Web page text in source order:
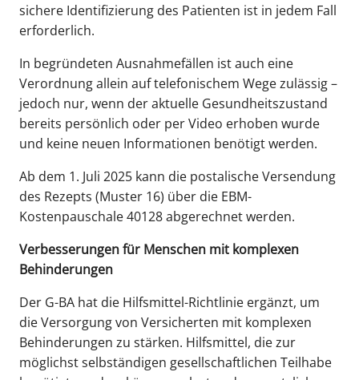
sichere Identifizierung des Patienten ist in jedem Fall
erforderlich.
In begründeten Ausnahmefällen ist auch eine
Verordnung allein auf telefonischem Wege zulässig –
jedoch nur, wenn der aktuelle Gesundheitszustand
bereits persönlich oder per Video erhoben wurde
und keine neuen Informationen benötigt werden.
Ab dem 1. Juli 2025 kann die postalische Versendung
des Rezepts (Muster 16) über die EBM-
Kostenpauschale 40128 abgerechnet werden.
Verbesserungen für Menschen mit komplexen
Behinderungen
Der G-BA hat die Hilfsmittel-Richtlinie ergänzt, um
die Versorgung von Versicherten mit komplexen
Behinderungen zu stärken. Hilfsmittel, die zur
möglichst selbständigen gesellschaftlichen Teilhabe